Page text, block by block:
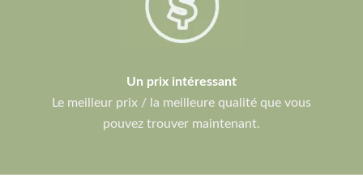
Un prix intéressant
Le meilleur prix / la meilleure qualité que vous
pouvez trouver maintenant.